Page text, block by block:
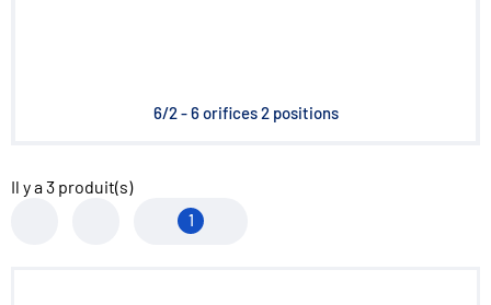
6/2 - 6 orifices 2 positions
Il y a3 produit(s)
1